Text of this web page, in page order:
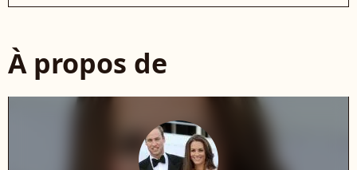
À propos de